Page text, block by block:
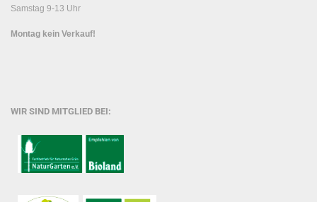
Samstag 9-13 Uhr
Montag kein Verkauf!
WIR SIND MITGLIED BEI: